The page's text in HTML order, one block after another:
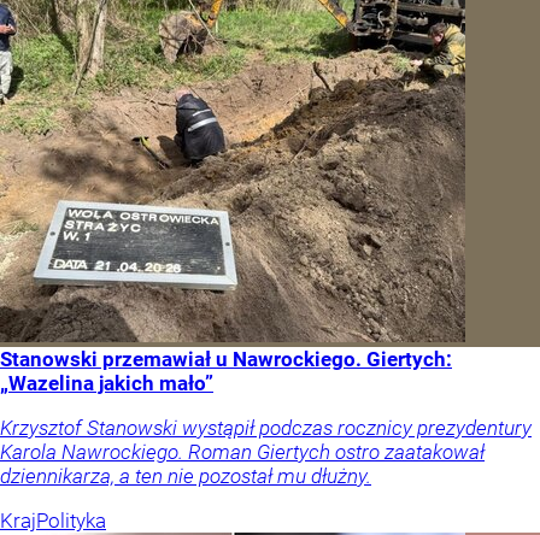
Stanowski przemawiał u Nawrockiego. Giertych:
„Wazelina jakich mało”
Krzysztof Stanowski wystąpił podczas rocznicy prezydentury
Karola Nawrockiego. Roman Giertych ostro zaatakował
dziennikarza, a ten nie pozostał mu dłużny.
KrajPolityka